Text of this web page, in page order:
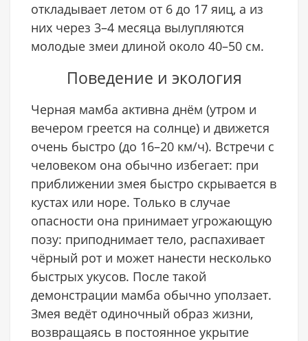
откладывает летом от 6 до 17 яиц, а из
них через 3–4 месяца вылупляются
молодые змеи длиной около 40–50 см.
Поведение и экология
Черная мамба активна днём (утром и
вечером греется на солнце) и движется
очень быстро (до 16–20 км/ч). Встречи с
человеком она обычно избегает: при
приближении змея быстро скрывается в
кустах или норе. Только в случае
опасности она принимает угрожающую
позу: приподнимает тело, распахивает
чёрный рот и может нанести несколько
быстрых укусов. После такой
демонстрации мамба обычно уползает.
Змея ведёт одиночный образ жизни,
возвращаясь в постоянное укрытие